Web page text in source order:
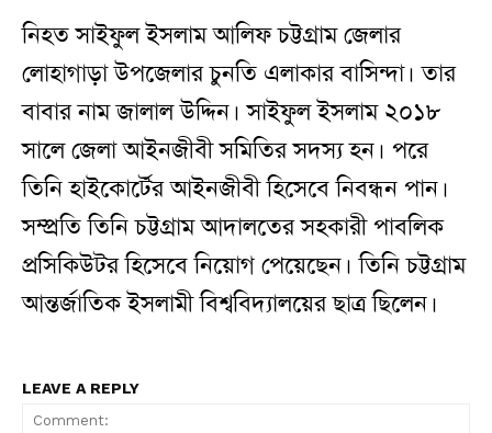
নিহত সাইফুল ইসলাম আলিফ চট্টগ্রাম জেলার
লোহাগাড়া উপজেলার চুনতি এলাকার বাসিন্দা। তার
বাবার নাম জালাল উদ্দিন। সাইফুল ইসলাম ২০১৮
সালে জেলা আইনজীবী সমিতির সদস্য হন। পরে
তিনি হাইকোর্টের আইনজীবী হিসেবে নিবন্ধন পান।
সম্প্রতি তিনি চট্টগ্রাম আদালতের সহকারী পাবলিক
প্রসিকিউটর হিসেবে নিয়োগ পেয়েছেন। তিনি চট্টগ্রাম
আন্তর্জাতিক ইসলামী বিশ্ববিদ্যালয়ের ছাত্র ছিলেন।
LEAVE A REPLY